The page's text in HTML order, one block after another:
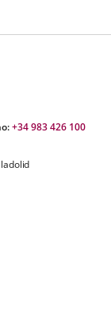
+34 983 426 100